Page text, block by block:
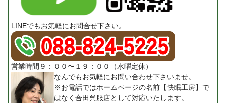
LINEでもお気軽にお問合せ下さい。
営業時間９：００〜１９：００（水曜定休）
なんでもお気軽にお問い合わせ下さいませ。
※お電話ではホームページの名前【快眠工房】で
はなく合田呉服店として対応いたします。